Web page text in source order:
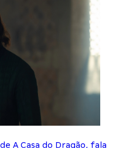
A Casa do Dragão, fala